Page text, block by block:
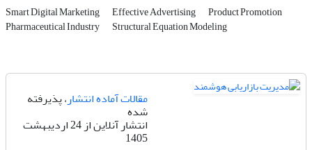
Smart Digital Marketing Effective Advertising Product Promotion
Pharmaceutical Industry Structural Equation Modeling
مقالات آماده انتشار، پذیرفته
شده
انتشار آنلاین از 24 اردیبهشت
1405